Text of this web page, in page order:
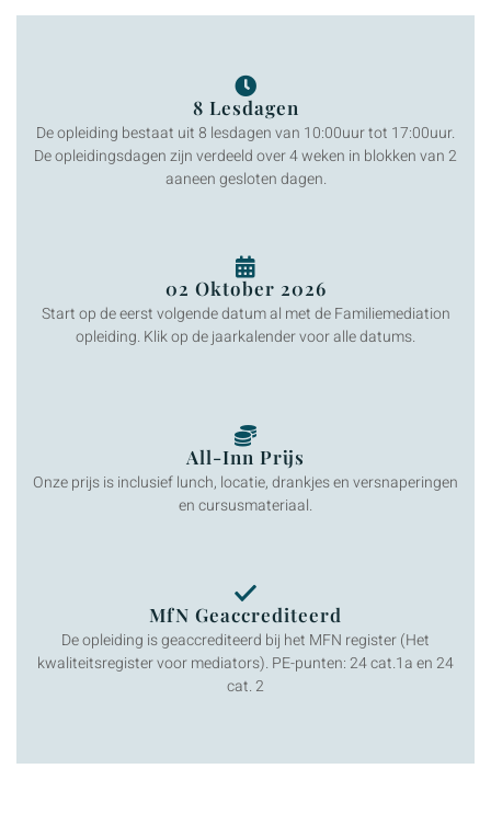
8 Lesdagen
De opleiding bestaat uit 8 lesdagen van 10:00uur tot 17:00uur.
De opleidingsdagen zijn verdeeld over 4 weken in blokken van 2
aaneen gesloten dagen.
02 Oktober 2026
Start op de eerst volgende datum al met de Familiemediation
opleiding. Klik op de jaarkalender voor alle datums.
All-Inn Prijs
Onze prijs is inclusief lunch, locatie, drankjes en versnaperingen
en cursusmateriaal.
MfN Geaccrediteerd
De opleiding is geaccrediteerd bij het MFN register (Het
kwaliteitsregister voor mediators). PE-punten: 24 cat.1a en 24
cat. 2